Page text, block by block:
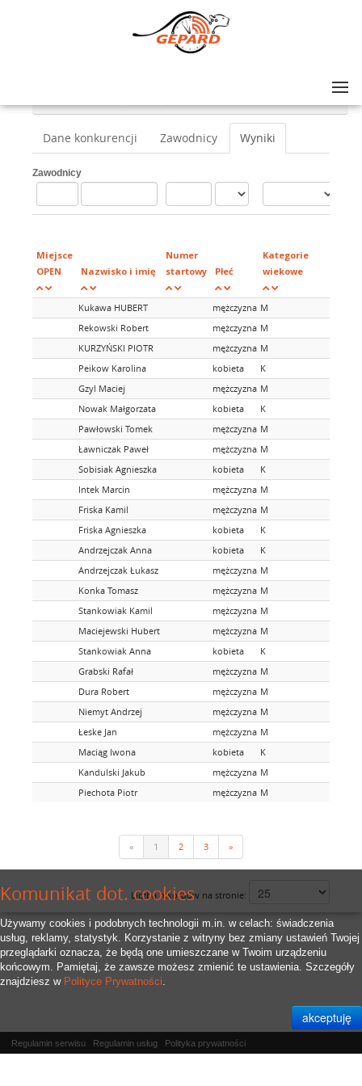
Komunikat dot. cookies
Używamy cookies i podobnych technologii m.in. w celach: świadczenia
usług, reklamy, statystyk. Korzystanie z witryny bez zmiany ustawień Twojej
przeglądarki oznacza, że będą one umieszczane w Twoim urządzeniu
końcowym. Pamiętaj, że zawsze możesz zmienić te ustawienia. Szczegóły
znajdziesz w Polityce Prywatności.
Dane konkurencji Zawodnicy Wyniki
Zawodnicy
Miejsce
OPEN
Nazwisko i imię
Numer
startowy
Płeć
Kategorie
wiekowe
Kukawa HUBERT mężczyzna M
Rekowski Robert
mężczyzna M
KURZYŃSKI PIOTR
mężczyzna M
Peikow Karolina
kobieta
K
Gzyl Maciej
mężczyzna M
Nowak Małgorzata
kobieta
K
Pawłowski Tomek
mężczyzna M
Ławniczak Paweł
mężczyzna M
Sobisiak Agnieszka
kobieta
K
Intek Marcin
mężczyzna M
Friska Kamil
mężczyzna M
Friska Agnieszka
kobieta
K
Andrzejczak Anna
kobieta
K
Andrzejczak Łukasz
mężczyzna M
Konka Tomasz
mężczyzna M
Stankowiak Kamil
mężczyzna M
Maciejewski Hubert
mężczyzna M
Stankowiak Anna
kobieta
K
Grabski Rafał
mężczyzna M
Dura Robert
mężczyzna M
Niemyt Andrzej
mężczyzna M
Łeske Jan
mężczyzna M
Maciąg Iwona
kobieta
K
Kandulski Jakub
mężczyzna M
Piechota Piotr
mężczyzna M
« 1 2 3 »
Liczba rekordów na stronie:
Regulamin serwisu Regulamin usług
Polityka prywatności